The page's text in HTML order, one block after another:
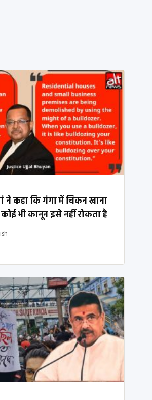
ने कहा कि गंगा में चिकन खाना
भी कानून इसे नहीं रोकता है